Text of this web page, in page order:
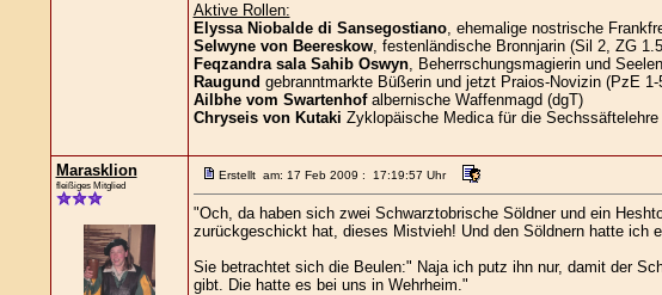
Aktive Rollen:
Elyssa Niobalde di Sansegostiano, ehemalige nostrische
Selwyne von Beereskow, festenländische Bronnjarin (Sil 2, ZG
Feqzandra sala Sahib Oswyn, Beherrschungsmagierin und
Raugund gebranntmarkte Büßerin und jetzt Praios-Novizin (PzE 1-
Ailbhe vom Swartenhofalbernische Waffenmagd (dgT)
Chryseis von Kutaki Zyklopäische Medica für die
Marasklion
fleißiges Mitglied
Erstellt am: 17 Feb 2009 : 17:19:57 Uhr
"Och, da haben sich zwei Schwarztobrische Söldner und ein
zurückgeschickt hat, dieses Mistvieh! Und den Söldnern hatte ich
Sie betrachtet sich die Beulen:" Naja ich putz ihn nur, damit der
gibt. Die hatte es bei uns in Wehrheim."